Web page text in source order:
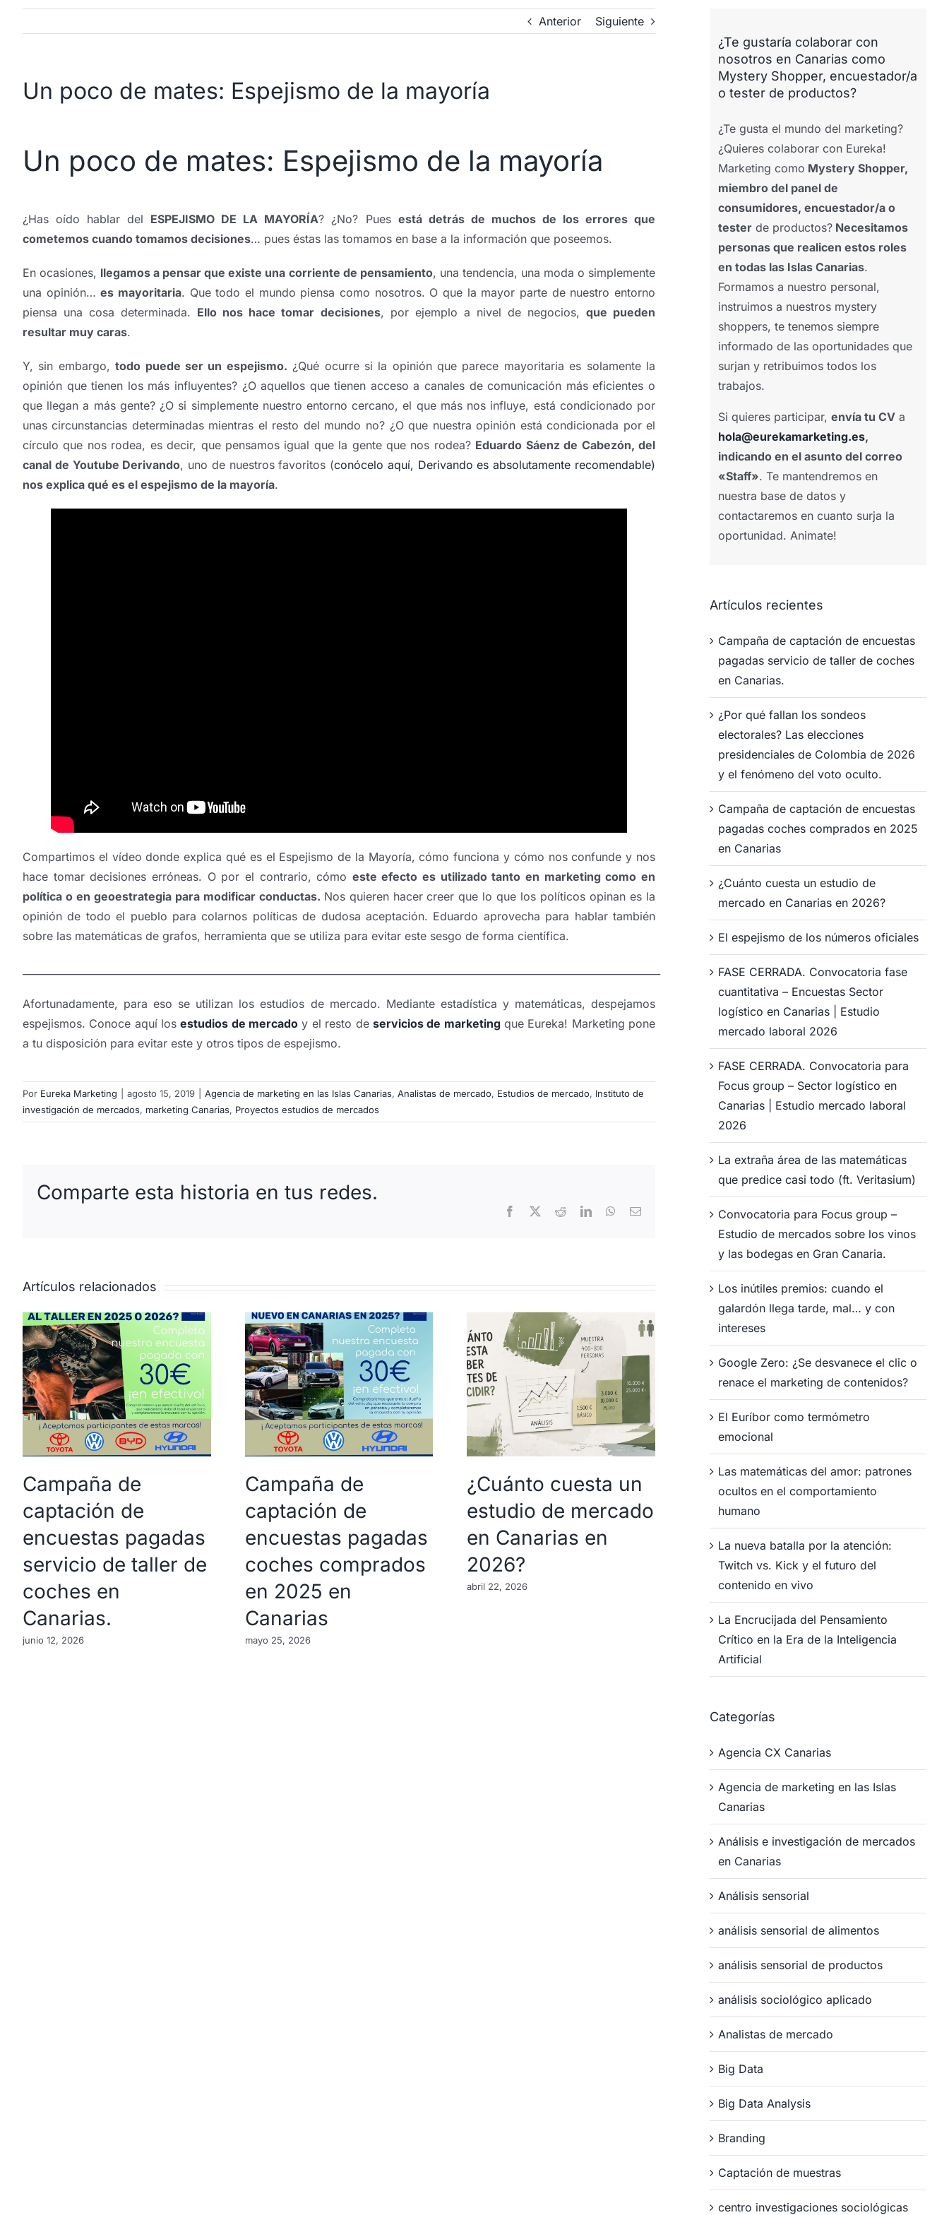
Anterior Siguiente
Un poco de mates: Espejismo de la mayoría
Un poco de mates: Espejismo de la mayoría
¿Has oído hablar del ESPEJISMO DE LA MAYORÍA? ¿No? Pues está detrás de muchos de los errores que
cometemos cuando tomamos decisiones… pues éstas las tomamos en base a la información que poseemos.
En ocasiones, llegamos a pensar que existe una corriente de pensamiento, una tendencia, una moda o simplemente
una opinión…es mayoritaria. Que todo el mundo piensa como nosotros. O que la mayor parte de nuestro entorno
piensa una cosa determinada. Ello nos hace tomar decisiones, por ejemplo a nivel de negocios, que pueden
resultar muy caras.
Y, sin embargo,todo puede ser un espejismo. ¿Qué ocurre si la opinión que parece mayoritaria es solamente la
opinión que tienen los más influyentes? ¿O aquellos que tienen acceso a canales de comunicación más eficientes o
que llegan a más gente? ¿O si simplemente nuestro entorno cercano, el que más nos influye, está condicionado por
unas circunstancias determinadas mientras el resto del mundo no? ¿O que nuestra opinión está condicionada por el
círculo que nos rodea, es decir, que pensamos igual que la gente que nos rodea? Eduardo Sáenz de Cabezón, del
canal de Youtube Derivando, uno de nuestros favoritos (conócelo aquí, Derivando es absolutamente recomendable)
nos explica qué es el espejismo de la mayoría.
Compartimos el vídeo donde explica qué es el Espejismo de la Mayoría, cómo funciona y cómo nos confunde y nos
hace tomar decisiones erróneas. O por el contrario, cómo este efecto es utilizado tanto en marketing como en
política o en geoestrategia para modificar conductas. Nos quieren hacer creer que lo que los políticos opinan es la
opinión de todo el pueblo para colarnos políticas de dudosa aceptación. Eduardo aprovecha para hablar también
sobre las matemáticas de grafos, herramienta que se utiliza para evitar este sesgo de forma científica.
Afortunadamente, para eso se utilizan los estudios de mercado. Mediante estadística y matemáticas, despejamos
espejismos. Conoce aquí losestudios de mercado y el resto de servicios de marketingque Eureka! Marketing pone
a tu disposición para evitar este y otros tipos de espejismo.
Por Eureka Marketing agosto 15, 2019 Agencia de marketing en las Islas Canarias, Analistas de mercado, Estudios de mercado, Instituto de
investigación de mercados, marketing Canarias, Proyectos estudios de mercados
Comparte esta historia en tus redes.
Facebook RedditLinkedInWhatsApp
Correo
Artículos relacionados
Campaña de
captación de
encuestas pagadas
servicio de taller de
coches en
Canarias.
junio 12, 2026
Campaña de
captación de
encuestas pagadas
coches comprados
en 2025 en
Canarias
mayo 25, 2026
¿Cuánto cuesta un
estudio de mercado
en Canarias en
2026?
abril 22, 2026
Campaña de
captación de
encuestas pagadas
servicio de taller de
coches en
Canarias.
junio 12, 2026
¿Te gustaría colaborar con
nosotros en Canarias como
Mystery Shopper, encuestador/a
o tester de productos?
¿Te gusta el mundo del marketing?
¿Quieres colaborar con Eureka!
Marketing como Mystery Shopper,
miembro del panel de
consumidores, encuestador/a o
testerde productos?Necesitamos
personas que realicen estos roles
en todas las Islas Canarias.
Formamos a nuestro personal,
instruimos a nuestros mystery
shoppers, te tenemos siempre
informado de las oportunidades que
surjan y retribuimos todos los
trabajos.
Si quieres participar, envía tu CVa
hola@eurekamarketing.es,
indicando en el asunto del correo
«Staff». Te mantendremos en
nuestra base de datos y
contactaremos en cuanto surja la
oportunidad. Animate!
Artículos recientes
Campaña de captación de encuestas
pagadas servicio de taller de coches
en Canarias.
¿Por qué fallan los sondeos
electorales? Las elecciones
presidenciales de Colombia de 2026
y el fenómeno del voto oculto.
Campaña de captación de encuestas
pagadas coches comprados en 2025
en Canarias
¿Cuánto cuesta un estudio de
mercado en Canarias en 2026?
El espejismo de los números oficiales
FASE CERRADA. Convocatoria fase
cuantitativa – Encuestas Sector
logístico en Canarias | Estudio
mercado laboral 2026
FASE CERRADA. Convocatoria para
Focus group – Sector logístico en
Canarias | Estudio mercado laboral
2026
La extraña área de las matemáticas
que predice casi todo (ft. Veritasium)
Convocatoria para Focus group –
Estudio de mercados sobre los vinos
y las bodegas en Gran Canaria.
Los inútiles premios: cuando el
galardón llega tarde, mal… y con
intereses
Google Zero: ¿Se desvanece el clic o
renace el marketing de contenidos?
El Euríbor como termómetro
emocional
Las matemáticas del amor: patrones
ocultos en el comportamiento
humano
La nueva batalla por la atención:
Twitch vs. Kick y el futuro del
contenido en vivo
La Encrucijada del Pensamiento
Crítico en la Era de la Inteligencia
Artificial
Categorías
Agencia CX Canarias
Agencia de marketing en las Islas
Canarias
Análisis e investigación de mercados
en Canarias
Análisis sensorial
análisis sensorial de alimentos
análisis sensorial de productos
análisis sociológico aplicado
Analistas de mercado
Big Data
Big Data Analysis
Branding
Captación de muestras
centro investigaciones sociológicas